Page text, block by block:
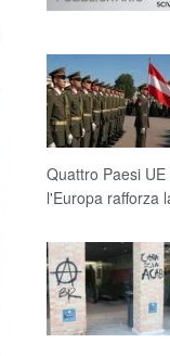
Quattro Paesi
l'Europa rafforza